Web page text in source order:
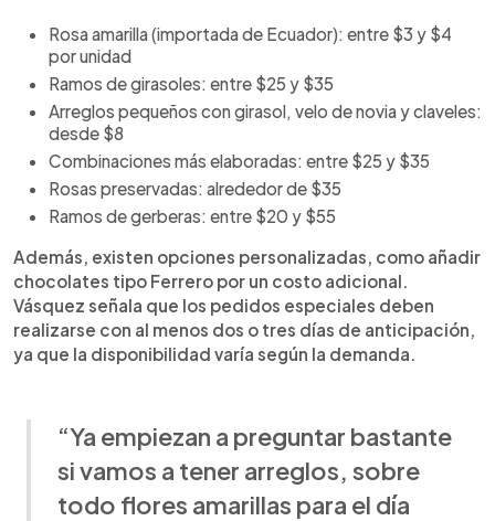
Rosa amarilla (importada de Ecuador): entre $3 y $4
por unidad
Ramos de girasoles: entre $25 y $35
Arreglos pequeños con girasol, velo de novia y claveles:
desde $8
Combinaciones más elaboradas: entre $25 y $35
Rosas preservadas: alrededor de $35
Ramos de gerberas: entre $20 y $55
Además, existen opciones personalizadas, como añadir
chocolates tipo Ferrero por un costo adicional.
Vásquez señala que los pedidos especiales deben
realizarse con al menos dos o tres días de anticipación,
ya que la disponibilidad varía según la demanda.
“Ya empiezan a preguntar bastante
si vamos a tener arreglos, sobre
todo flores amarillas para el día